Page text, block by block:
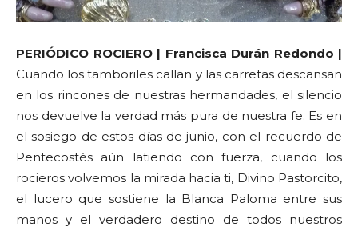
PERIÓDICO ROCIERO | Francisca Durán Redondo |
Cuando los tamboriles callan y las carretas descansan
en los rincones de nuestras hermandades, el silencio
nos devuelve la verdad más pura de nuestra fe. Es en
el sosiego de estos días de junio, con el recuerdo de
Pentecostés aún latiendo con fuerza, cuando los
rocieros volvemos la mirada hacia ti, Divino Pastorcito,
el lucero que sostiene la Blanca Paloma entre sus
manos y el verdadero destino de todos nuestros